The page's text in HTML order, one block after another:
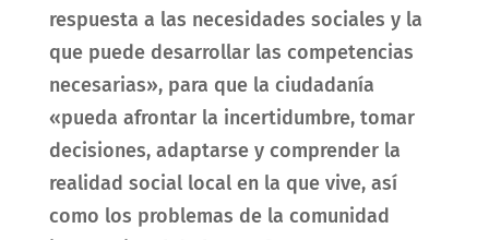
respuesta a las necesidades sociales y la
que puede desarrollar las competencias
necesarias», para que la ciudadanía
«pueda afrontar la incertidumbre, tomar
decisiones, adaptarse y comprender la
realidad social local en la que vive, así
como los problemas de la comunidad